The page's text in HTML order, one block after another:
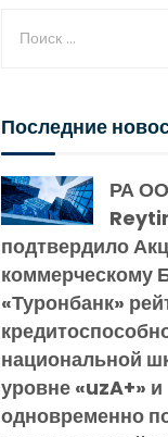
Последние
РА
подтвердило
коммерческому
«Туронбанк»
национальной
уровне «uzA+» и
одновременно